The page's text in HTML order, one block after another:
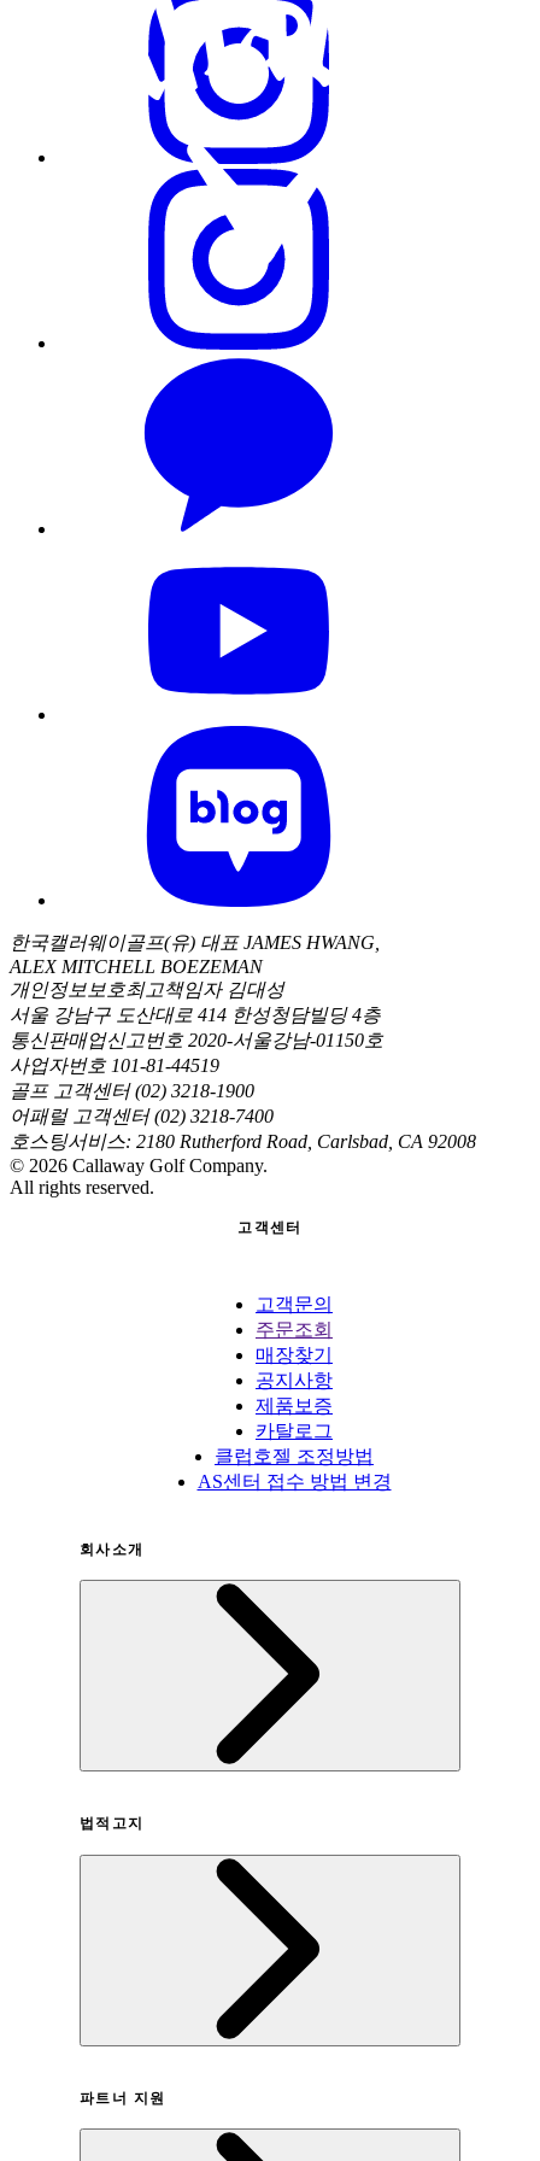
한국캘러웨이골프(유) 대표 JAMES HWANG,
ALEX MITCHELL BOEZEMAN
개인정보보호최고책임자 김대성
서울 강남구 도산대로 414 한성청담빌딩 4층
통신판매업신고번호 2020-서울강남-01150호
사업자번호 101-81-44519
골프 고객센터 (02) 3218-1900
어패럴 고객센터 (02) 3218-7400
호스팅서비스: 2180 Rutherford Road, Carlsbad, CA 92008
© 2026 Callaway Golf Company.
All rights reserved.
고객센터
고객문의
주문조회
매장찾기
공지사항
제품보증
카탈로그
클럽호젤 조정방법
AS센터 접수 방법 변경
회사소개
법적고지
개인정보취급방침
파트너 지원